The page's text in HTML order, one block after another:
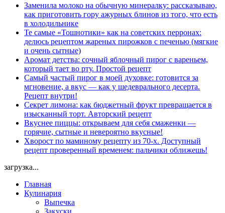
Заменила молоко на обычную минералку: рассказываю,
как приготовить гору ажурных блинов из того, что есть
в холодильнике
Те самые «Тошнотики» как на советских перронах:
делюсь рецептом жареных пирожков с печенью (мягкие
и очень сытные)
Аромат детства: сочный яблочный пирог с вареньем,
который тает во рту. Простой рецепт
Самый частый пирог в моей духовке: готовится за
мгновение, а вкус — как у шедеврального десерта.
Рецепт внутри!
Секрет лимона: как бюджетный фрукт превращается в
изысканный торт. Авторский рецепт
Вкуснее пиццы: открываем для себя смаженки —
горячие, сытные и невероятно вкусные!
Хворост по маминому рецепту из 70-х. Доступный
рецепт проверенный временем: пальчики оближешь!
загрузка...
Главная
Кулинария
Выпечка
Закуски